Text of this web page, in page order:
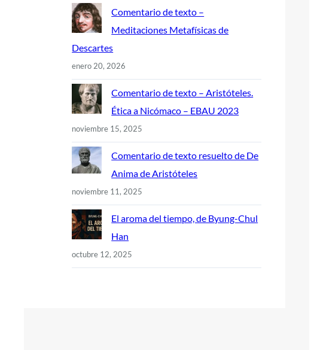
Comentario de texto –
Meditaciones Metafísicas de
Descartes
enero 20, 2026
Comentario de texto – Aristóteles.
Ética a Nicómaco – EBAU 2023
noviembre 15, 2025
Comentario de texto resuelto de De
Anima de Aristóteles
noviembre 11, 2025
El aroma del tiempo, de Byung-Chul
Han
octubre 12, 2025